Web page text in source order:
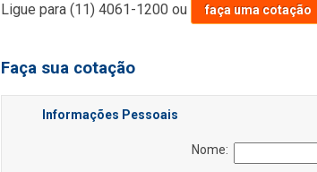
Ligue para(11) 4061-1200 ou faça uma cotação
Faça sua cotação
Informações Pessoais
Nome: